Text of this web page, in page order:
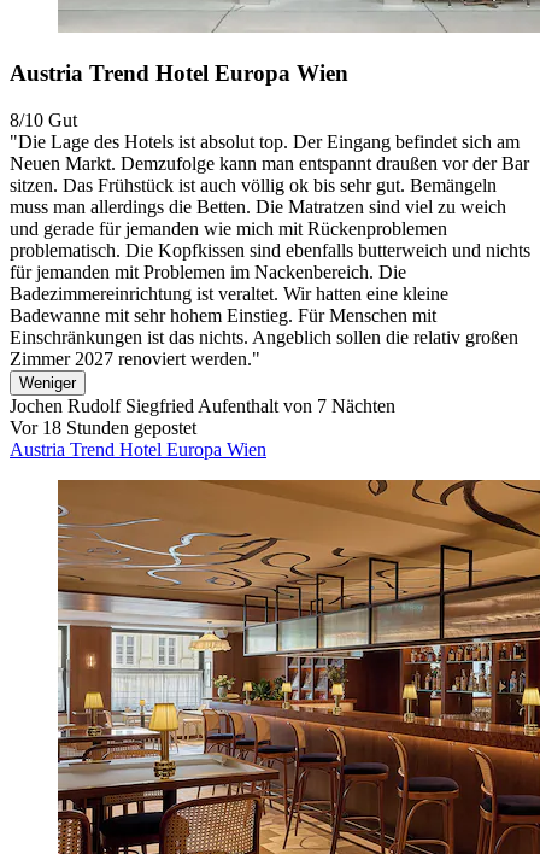
Austria Trend Hotel Europa Wien
8/10 Gut
"Die Lage des Hotels ist absolut top. Der Eingang befindet sich am
Neuen Markt. Demzufolge kann man entspannt draußen vor der Bar
sitzen. Das Frühstück ist auch völlig ok bis sehr gut. Bemängeln
muss man allerdings die Betten. Die Matratzen sind viel zu weich
und gerade für jemanden wie mich mit Rückenproblemen
problematisch. Die Kopfkissen sind ebenfalls butterweich und nichts
für jemanden mit Problemen im Nackenbereich. Die
Badezimmereinrichtung ist veraltet. Wir hatten eine kleine
Badewanne mit sehr hohem Einstieg. Für Menschen mit
Einschränkungen ist das nichts. Angeblich sollen die relativ großen
Zimmer 2027 renoviert werden."
Weniger
Jochen Rudolf Siegfried Aufenthalt von 7 Nächten
Vor 18 Stunden gepostet
Austria Trend Hotel Europa Wien